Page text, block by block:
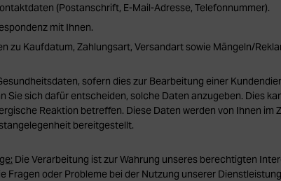
(Postanschrift, E-Mail-Adresse, Telefonnummer).
mit Ihnen.
zu Kaufdatum, Zahlungsart, Versandart sowie Mängeln/
sofern dies zur Bearbeitung einer
Sie sich dafür entscheiden, solche Daten anzugeben. Dies
Reaktion betreffen. Diese Daten werden von Ihnen im
bereitgestellt.
Die Verarbeitung ist zur Wahrung unseres berechtigten
Fragen oder Probleme bei der Nutzung unserer